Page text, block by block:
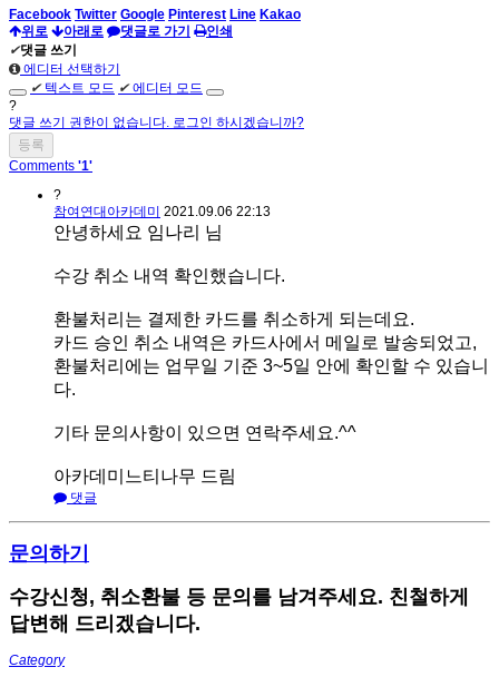
Facebook Twitter Google Pinterest Line Kakao
위로
아래로 댓글로 가기
인쇄
✔댓글 쓰기
에디터 선택하기
✔ 텍스트 모드 ✔에디터 모드
?
댓글 쓰기 권한이 없습니다. 로그인 하시겠습니까?
Comments '1'
?
참여연대아카데미 2021.09.06 22:13
안녕하세요 임나리 님
수강 취소 내역 확인했습니다.
환불처리는 결제한 카드를 취소하게 되는데요.
카드 승인 취소 내역은 카드사에서 메일로 발송되었고,
환불처리에는 업무일 기준 3~5일 안에 확인할 수 있습니
다.
기타 문의사항이 있으면 연락주세요.^^
아카데미느티나무 드림
댓글
문의하기
수강신청, 취소환불 등 문의를 남겨주세요. 친철하게
답변해 드리겠습니다.
Category